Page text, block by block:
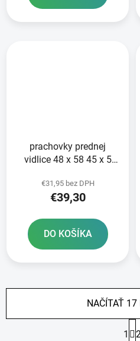
prachovky prednej
vidlice 48 x 58 45 x 5
sada pre 2 tlmiče
€31,95 bez DPH
€39,30
DO KOŠÍKA
NAČÍTAŤ 17
S
t
1 2